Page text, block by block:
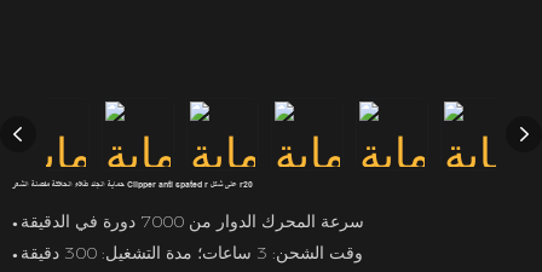
حماية الجلد طلاء الحلاقة مفضلة الشعر Clipper anti spated r على شكل r20
● سرعة المحرك الدوار من 7000 دورة في الدقيقة
● وقت الشحن: 3 ساعات؛ مدة التشغيل: 300 دقيقة